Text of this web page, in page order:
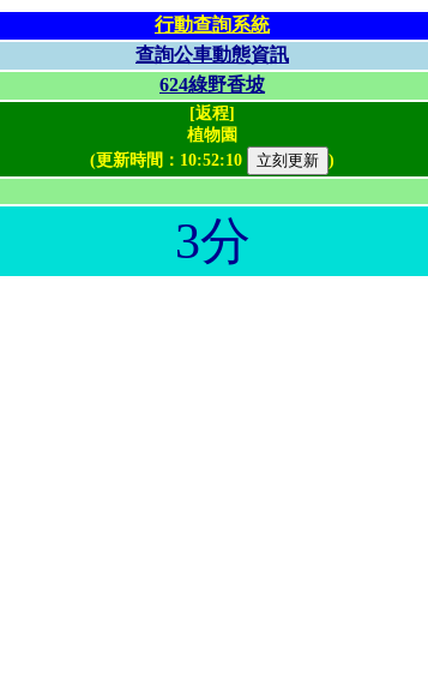
行動查詢系統
查詢公車動態資訊
624綠野香坡
[返程]
植物園
(更新時間： 10:52:10 )
3分